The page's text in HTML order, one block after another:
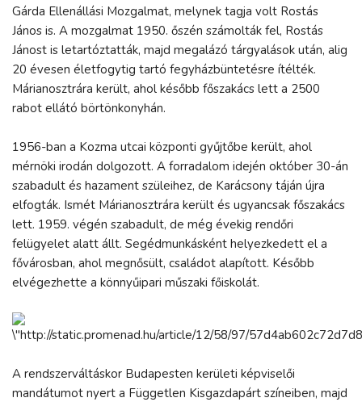
Gárda Ellenállási Mozgalmat, melynek tagja volt Rostás
János is. A mozgalmat 1950. őszén számolták fel, Rostás
Jánost is letartóztatták, majd megalázó tárgyalások után, alig
20 évesen életfogytig tartó fegyházbüntetésre ítélték.
Márianosztrára került, ahol később főszakács lett a 2500
rabot ellátó börtönkonyhán.
1956-ban a Kozma utcai központi gyűjtőbe került, ahol
mérnöki irodán dolgozott. A forradalom idején október 30-án
szabadult és hazament szüleihez, de Karácsony táján újra
elfogták. Ismét Márianosztrára került és ugyancsak főszakács
lett. 1959. végén szabadult, de még évekig rendőri
felügyelet alatt állt. Segédmunkásként helyezkedett el a
fővárosban, ahol megnősült, családot alapított. Később
elvégezhette a könnyűipari műszaki főiskolát.
A rendszerváltáskor Budapesten kerületi képviselői
mandátumot nyert a Független Kisgazdapárt színeiben, majd